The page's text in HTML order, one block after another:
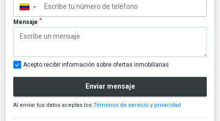
▼
Mensaje *
Acepto recibir información sobre ofertas inmobiliarias
Enviar mensaje
Al enviar tus datos aceptas los Términos de servicio y privacidad